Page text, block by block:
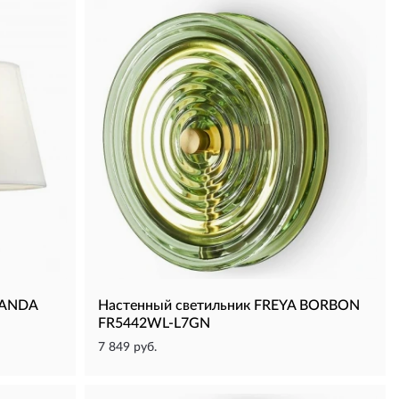
Настенный светильник FREYA BORBON
FR5442WL-L7GN
7 849 руб.